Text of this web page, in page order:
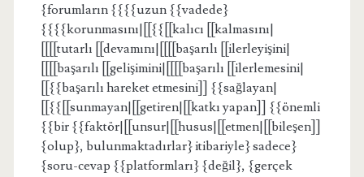
{forumların {{{{uzun {{vadede}
{{{{korunmasını|[[{{[[kalıcı [[kalmasını|
[[[[tutarlı [[devamını|[[[[başarılı [[ilerleyişini|
[[[[başarılı [[gelişimini|[[[[başarılı [[ilerlemesini|
[[{{başarılı hareket etmesini]] {{sağlayan|
[[{{[[sunmayan|[[getiren|[[katkı yapan]] {{önemli
{{bir {{faktör|[[unsur|[[husus|[[etmen|[[bileşen]]
{olup}, bulunmaktadırlar} itibariyle} sadece}
{soru-cevap {{platformları} {değil}, {gerçek